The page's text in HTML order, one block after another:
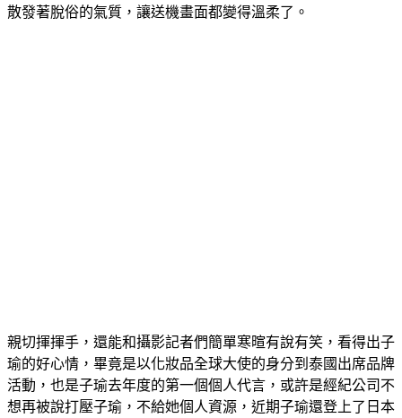
散發著脫俗的氣質，讓送機畫面都變得溫柔了。
親切揮揮手，還能和攝影記者們簡單寒暄有說有笑，看得出子
瑜的好心情，畢竟是以化妝品全球大使的身分到泰國出席品牌
活動，也是子瑜去年度的第一個個人代言，或許是經紀公司不
想再被說打壓子瑜，不給她個人資源，近期子瑜還登上了日本